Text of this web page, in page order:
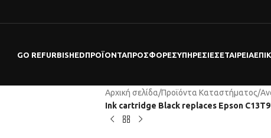
GO REFURBISHEDΠΡΟΪΌΝΤΑΠΡΟΣΦΟΡΕΣΥΠΗΡΕΣΊΕΣΕΤΑΙΡΕΊΑ
Αρχική σελίδα/Προϊόντα Καταστήματος/
Ink cartridge Black replaces Epson